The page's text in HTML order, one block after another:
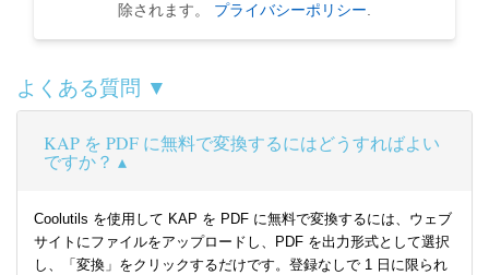
除されます。 プライバシーポリシー.
よくある質問 ▼
KAP を PDF に無料で変換するにはどうすればよい
ですか？
Coolutils を使用して KAP を PDF に無料で変換するには、ウェブ
サイトにファイルをアップロードし、PDF を出力形式として選択
し、「変換」をクリックするだけです。登録なしで 1 日に限られ